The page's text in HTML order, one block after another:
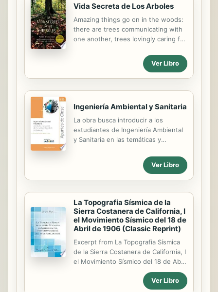
Vida Secreta de Los Arboles
Amazing things go on in the woods:
there are trees communicating with
one another, trees lovingly caring for
their old and afflicted neighbours,
trees with sensibilities, emotions,
memory. Learn some fascinating
Ver Libro
Ingeniería Ambiental y Sanitaria
La obra busca introducir a los
estudiantes de Ingeniería Ambiental
y Sanitaria en las temáticas y
con el fin de acercarlos al
conocimiento y desempeño de la
labor y ejercicio como ingenieros.
inquietudes tales como ¿qué es la
Ingeniería Ambiental y Sanitaria? y
¿cuáles son sus áreas de estudio?;
además, abarca temas de
ingeniería. Para finalizar, se incluyen
actividades y proyectos de fácil
comprensión y realización; con miras
a generar inquietud y sensibilidad en
Ver Libro
La Topografia Sísmica de la
Sierra Costanera de California, I
el Movimiento Sísmico del 18 de
Abril de 1906 (Classic Reprint)
Excerpt from La Topografia Sísmica
de la Sierra Costanera de California, I
el Movimiento Sísmico del 18 de Abril
de 1906 Los documentos de los
cuales se puede disponer actual
mente, (1) i a los cuales se añadirá el
Ver Libro